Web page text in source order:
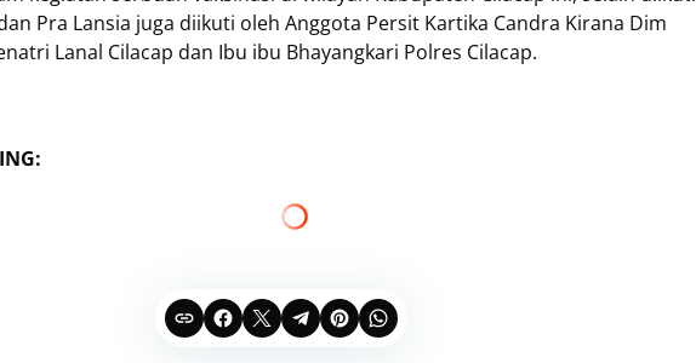
Pra Lansia juga diikuti oleh Anggota Persit Kartika Candra Kirana Dim
Lanal Cilacap dan Ibu ibu Bhayangkari Polres Cilacap.